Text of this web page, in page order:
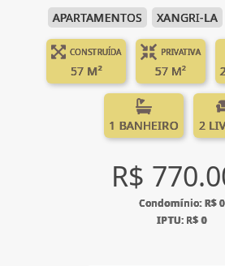
APARTAMENTOS XANGRI-LA
CONSTRUÍDA
57 M²
PRIVATIVA
57 M²
1 BANHEIRO 2
R$
Condomínio: R$ 0
IPTU: R$ 0